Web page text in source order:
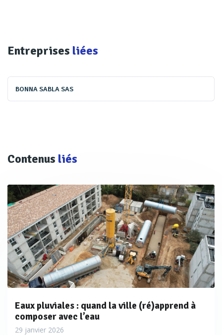
Entreprises liées
BONNA SABLA SAS
Contenus liés
Eaux pluviales : quand la ville (ré)apprend à
composer avec l’eau
29 janvier 2026